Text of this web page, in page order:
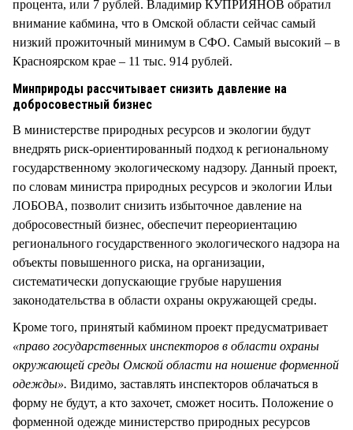
процента, или 7 рублей. Владимир КУПРИЯНОВ обратил
внимание кабмина, что в Омской области сейчас самый
низкий прожиточный минимум в СФО. Самый высокий – в
Красноярском крае – 11 тыс. 914 рублей.
Минприроды рассчитывает снизить давление на
добросовестный бизнес
В министерстве природных ресурсов и экологии будут
внедрять риск-ориентированный подход к региональному
государственному экологическому надзору. Данный проект,
по словам министра природных ресурсов и экологии Ильи
ЛОБОВА, позволит снизить избыточное давление на
добросовестный бизнес, обеспечит переориентацию
регионального государственного экологического надзора на
объекты повышенного риска, на организации,
систематически допускающие грубые нарушения
законодательства в области охраны окружающей среды.
Кроме того, принятый кабмином проект предусматривает
«право государственных инспекторов в области охраны
окружающей среды Омской области на ношение форменной
одежды». Видимо, заставлять инспекторов облачаться в
форму не будут, а кто захочет, сможет носить. Положение о
форменной одежде министерство природных ресурсов